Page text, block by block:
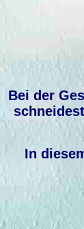
Bei der
In